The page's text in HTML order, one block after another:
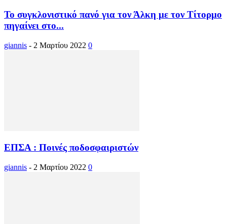
Το συγκλονιστικό πανό για τον Άλκη με τον Τίτορμο
πηγαίνει στο...
giannis - 2 Μαρτίου 2022 0
ΕΠΣΑ : Ποινές ποδοσφαιριστών
giannis - 2 Μαρτίου 2022 0